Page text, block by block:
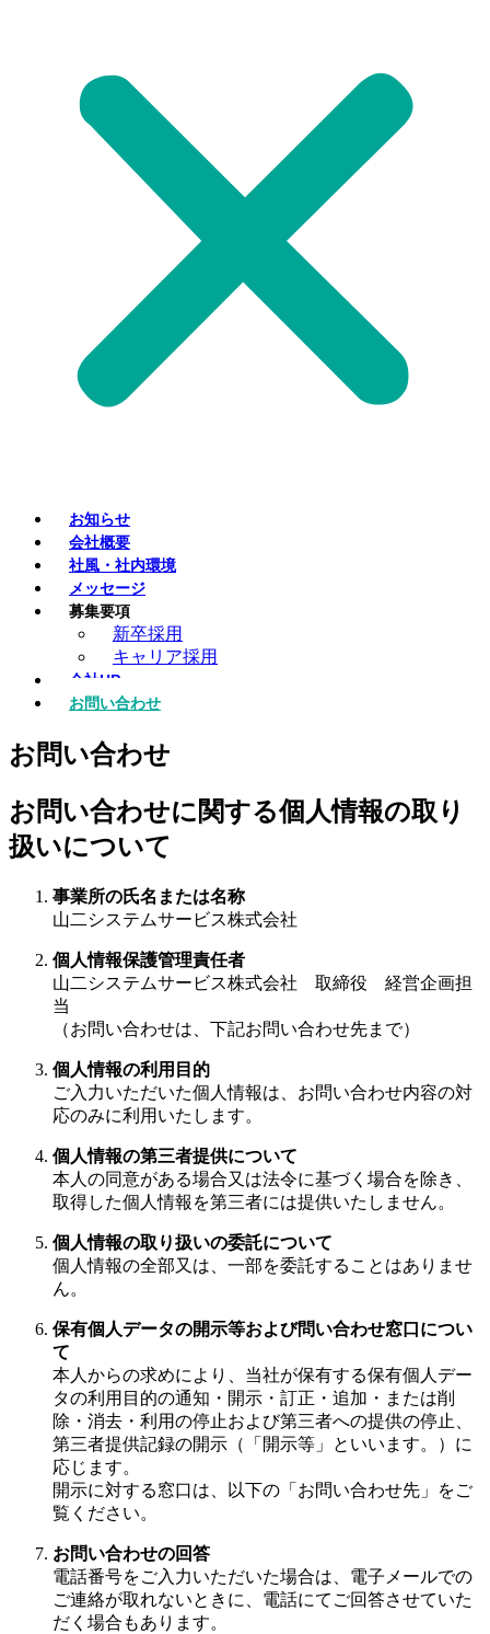
お知らせ
会社概要
社風・社内環境
メッセージ
募集要項
新卒採用
キャリア採用
会社HP
お問い合わせ
お問い合わせ
お問い合わせに関する個人情報の取り
扱いについて
事業所の氏名または名称
山二システムサービス株式会社
個人情報保護管理責任者
山二システムサービス株式会社 取締役 経営企画担
当
（お問い合わせは、下記お問い合わせ先まで）
個人情報の利用目的
ご入力いただいた個人情報は、お問い合わせ内容の対
応のみに利用いたします。
個人情報の第三者提供について
本人の同意がある場合又は法令に基づく場合を除き、
取得した個人情報を第三者には提供いたしません。
個人情報の取り扱いの委託について
個人情報の全部又は、一部を委託することはありませ
ん。
保有個人データの開示等および問い合わせ窓口につい
て
本人からの求めにより、当社が保有する保有個人デー
タの利用目的の通知・開示・訂正・追加・または削
除・消去・利用の停止および第三者への提供の停止、
第三者提供記録の開示（「開示等」といいます。）に
応じます。
開示に対する窓口は、以下の「お問い合わせ先」をご
覧ください。
お問い合わせの回答
電話番号をご入力いただいた場合は、電子メールでの
ご連絡が取れないときに、電話にてご回答させていた
だく場合もあります。